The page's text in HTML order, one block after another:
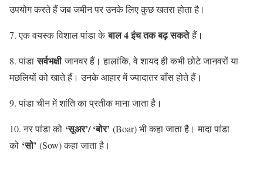
उपयोग करते हैं जब जमीन पर उनके लिए कुछ खतरा होता है।
7. एक वयस्क विशाल पांडा केबाल 4 इंच तक बढ़ सकतेहैं।
8. पांडासर्वभक्षीजानवर हैं। हालांकि, वे शायद ही कभी छोटे जानवरों या
मछलियों को खाते हैं। उनके आहार में ज्यादातर बाँस होते हैं।
9. पांडा चीन में शांति का प्रतीक माना जाता है।
10. नर पांडा को ‘सूअर’/ ‘बोर’ (Boar) भी कहा जाता है। मादा पांडा
को ‘सो’ (Sow) कहा जाता है।